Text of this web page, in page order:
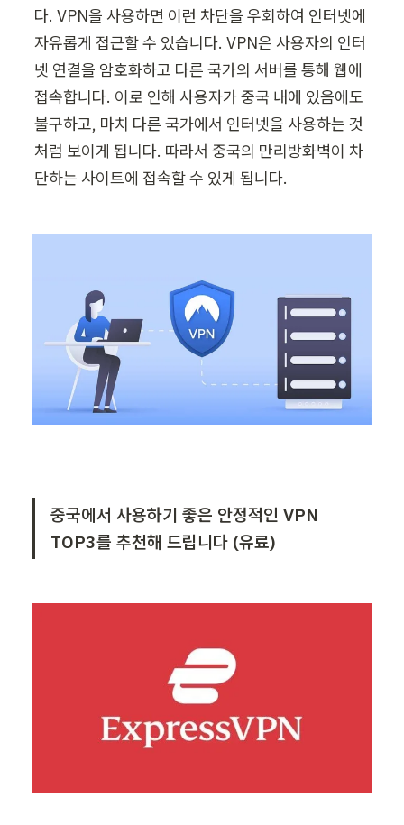
다. VPN을 사용하면 이런 차단을 우회하여 인터넷에
자유롭게 접근할 수 있습니다. VPN은 사용자의 인터
넷 연결을 암호화하고 다른 국가의 서버를 통해 웹에
접속합니다. 이로 인해 사용자가 중국 내에 있음에도
불구하고, 마치 다른 국가에서 인터넷을 사용하는 것
처럼 보이게 됩니다. 따라서 중국의 만리방화벽이 차
단하는 사이트에 접속할 수 있게 됩니다.
중국에서 사용하기 좋은 안정적인 VPN
TOP3를 추천해 드립니다 (유료)